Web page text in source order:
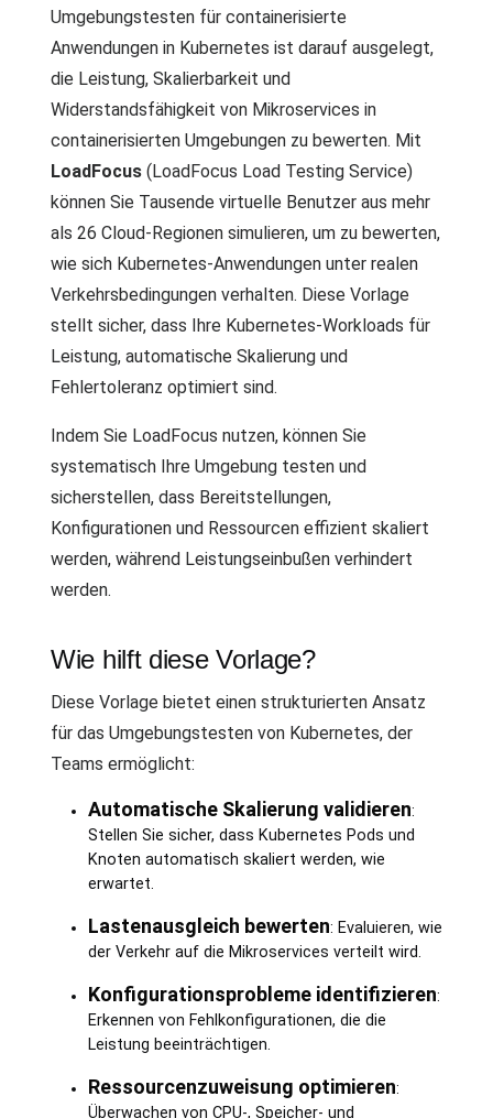
Umgebungstesten für containerisierte
Anwendungen in Kubernetes ist darauf ausgelegt,
die Leistung, Skalierbarkeit und
Widerstandsfähigkeit von Mikroservices in
containerisierten Umgebungen zu bewerten. Mit
LoadFocus (LoadFocus Load Testing Service)
können Sie Tausende virtuelle Benutzer aus mehr
als 26 Cloud-Regionen simulieren, um zu bewerten,
wie sich Kubernetes-Anwendungen unter realen
Verkehrsbedingungen verhalten. Diese Vorlage
stellt sicher, dass Ihre Kubernetes-Workloads für
Leistung, automatische Skalierung und
Fehlertoleranz optimiert sind.
Indem Sie LoadFocus nutzen, können Sie
systematisch Ihre Umgebung testen und
sicherstellen, dass Bereitstellungen,
Konfigurationen und Ressourcen effizient skaliert
werden, während Leistungseinbußen verhindert
werden.
Wie hilft diese Vorlage?
Diese Vorlage bietet einen strukturierten Ansatz
für das Umgebungstesten von Kubernetes, der
Teams ermöglicht:
Automatische Skalierung validieren:
Stellen Sie sicher, dass Kubernetes Pods und
Knoten automatisch skaliert werden, wie
erwartet.
Lastenausgleich bewerten: Evaluieren, wie
der Verkehr auf die Mikroservices verteilt wird.
Konfigurationsprobleme identifizieren:
Erkennen von Fehlkonfigurationen, die die
Leistung beeinträchtigen.
Ressourcenzuweisung optimieren:
Überwachen von CPU-, Speicher- und